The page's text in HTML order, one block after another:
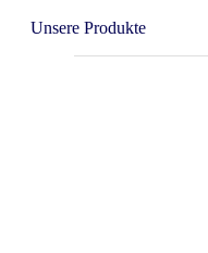
Unsere Produkte